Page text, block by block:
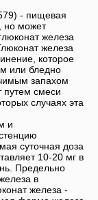
) - пищевая
но может
железа
железа
которое
или бледно
запахом
путем смеси
случаях эта
и
суточная доза
10-20 мг в
Предельно
в
железа -